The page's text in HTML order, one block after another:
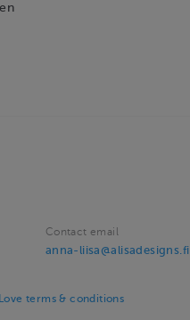
Contact email
anna-liisa@alisadesigns.fi
terms & conditions